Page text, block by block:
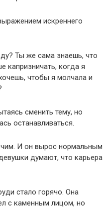
искреннего
Ты же сама знаешь, что
капризничать, когда я
чтобы я молчала и
сменить тему, но
останавливаться.
И он вырос нормальным
думают, что карьера
стало горячо. Она
с каменным лицом, но